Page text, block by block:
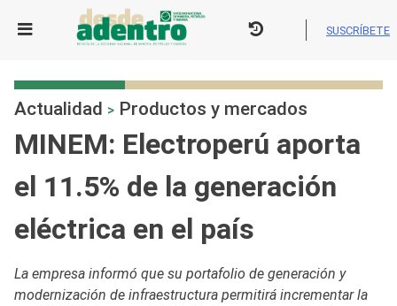
SUSCRÍBETE
Actualidad > Productos y mercados
MINEM: Electroperú aporta
el 11.5% de la generación
eléctrica en el país
La empresa informó que su portafolio de generación y
modernización de infraestructura permitirá incrementar la